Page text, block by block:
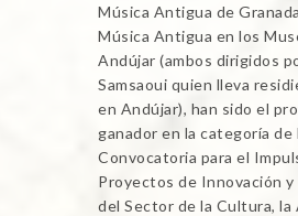
Música Antigua de
Música Antigua en los
Andújar (ambos dirigidos
Samsaoui quien lleva
en Andújar), han sido el
ganador en la categoría de
Convocatoria para el
Proyectos de Innovación y
del Sector de la Cultura, la